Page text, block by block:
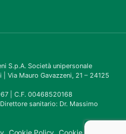
S.p.A. Società unipersonale
Via Mauro Gavazzeni, 21 – 24125
| C.F. 00468520168
sanitario: Dr. Massimo